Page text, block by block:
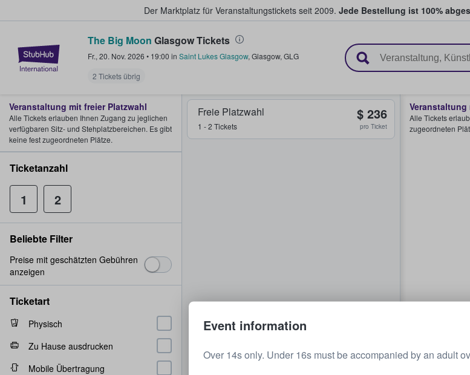
Der Marktplatz für Veranstaltungstickets seit 2009. Jede Bestellung ist 100%
StubHub - Wo Fans Tickets kaufen & verkaufen
The Big Moon Glasgow Tickets
Fr., 20. Nov. 2026 • 19:00 in Saint Lukes Glasgow, Glasgow, GLG
2 Tickets übrig
Freie Platzwahl
1 - 2 Tickets
$ 236
pro Ticket
Veranstaltung
Alle Tickets
zugeordneten
Veranstaltung mit freier Platzwahl
Alle Tickets erlauben Ihnen Zugang zu jeglichen
verfügbaren Sitz- und Stehplatzbereichen. Es gibt
keine fest zugeordneten Plätze.
Ticketanzahl
1 2
Beliebte Filter
Preise mit geschätzten Gebühren
anzeigen
Ticketart
Physisch
Zu Hause ausdrucken
Mobile Übertragung
Event information
Over 14s only. Under 16s must be accompanied by an adult